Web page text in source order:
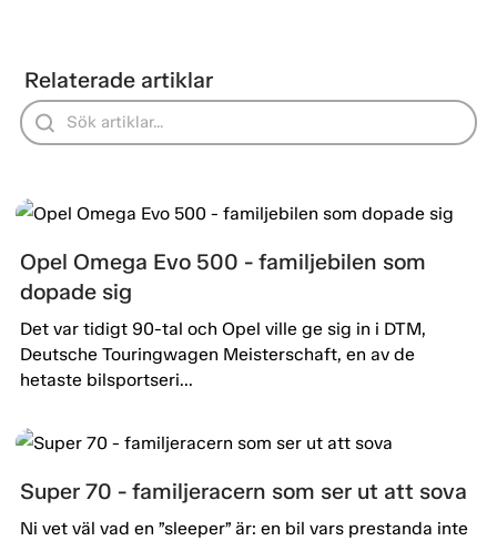
Relaterade artiklar
Opel Omega Evo 500 - familjebilen som
dopade sig
Det var tidigt 90-tal och Opel ville ge sig in i DTM,
Deutsche Touringwagen Meisterschaft, en av de
hetaste bilsportseri...
Super 70 - familjeracern som ser ut att sova
Ni vet väl vad en ”sleeper” är: en bil vars prestanda inte